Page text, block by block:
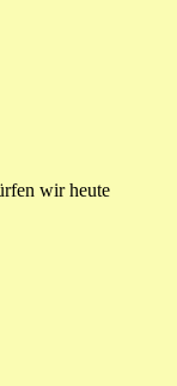
wir heute